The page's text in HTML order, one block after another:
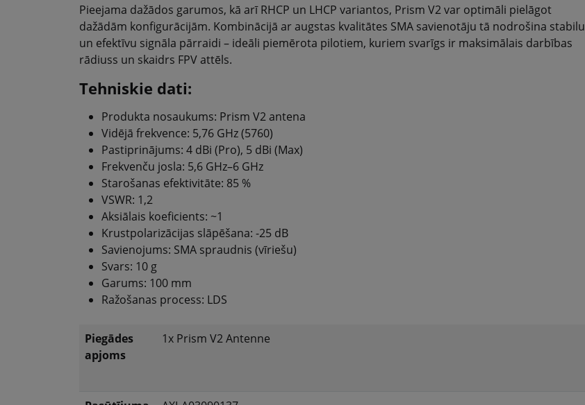
Pieejama dažādos garumos, kā arī RHCP un LHCP variantos, Prism V2 var optimāli pielāgot
dažādām konfigurācijām. Kombinācijā ar augstas kvalitātes SMA savienotāju tā nodrošina stabilu
un efektīvu signāla pārraidi – ideāli piemērota pilotiem, kuriem svarīgs ir maksimālais darbības
rādiuss un skaidrs FPV attēls.
Tehniskie dati:
Produkta nosaukums: Prism V2 antena
Vidējā frekvence: 5,76 GHz (5760)
Pastiprinājums: 4 dBi (Pro), 5 dBi (Max)
Frekvenču josla: 5,6 GHz–6 GHz
Starošanas efektivitāte: 85 %
VSWR: 1,2
Aksiālais koeficients: ~1
Krustpolarizācijas slāpēšana: -25 dB
Savienojums: SMA spraudnis (vīriešu)
Svars: 10 g
Garums: 100 mm
Ražošanas process: LDS
Piegādes
apjoms
1x Prism V2 Antenne